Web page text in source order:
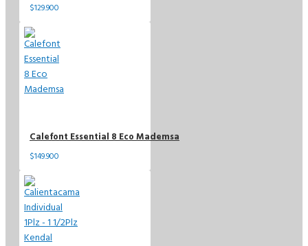
$129.900
Calefont Essential 8 Eco Mademsa
$149.900